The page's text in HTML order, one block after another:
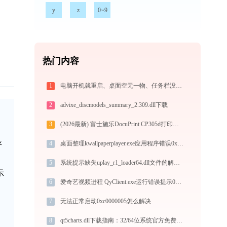
y z 0~9
热门内容
1 电脑开机就重启、桌面空无一物、任务栏没反应？2026 最新官方攻略
2 advixe_discmodels_summary_2.309.dll下载
3 (2026最新) 富士施乐DocuPrint CP305d打印机连接问题解决方法 -金山毒霸
4 桌面整理kwallpaperplayer.exe应用程序错误0xc0000094解决方法
5 系统提示缺失uplay_r1_loader64.dll文件的解决方法
6 爱奇艺视频进程 QyClient.exe运行错误提示0xc0000056的解决办法
7 无法正常启动0xc0000005怎么解决
8 qt5charts.dll下载指南：32/64位系统官方免费版获取与安装教程